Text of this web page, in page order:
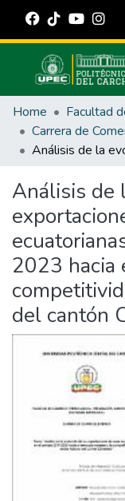
Communities &
All of DSpace
Statistics
Estadísticas
Manuales
Home
Carrera de
Análisis de
2023 hacia
del cantón